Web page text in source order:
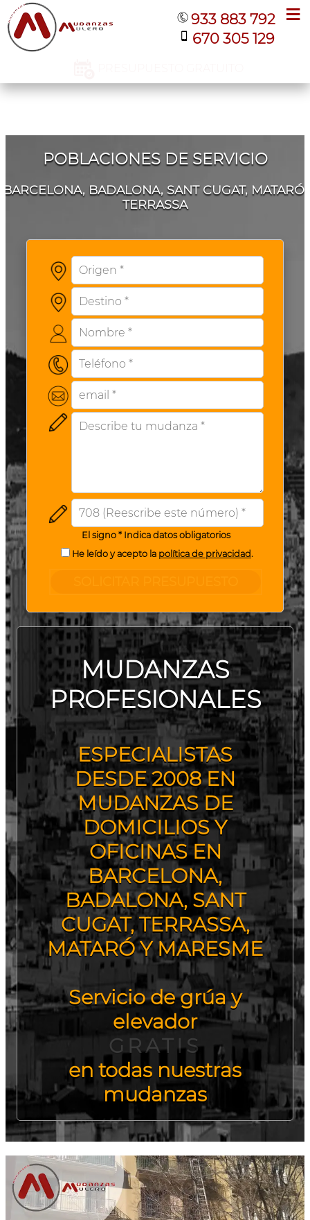
933 883 792
670 305 129
≡
POBLACIONES DE SERVICIO
BARCELONA, BADALONA, SANT CUGAT, MATARÓ,
TERRASSA
El signo * Indica datos obligatorios
He leído y acepto la política de privacidad.
MUDANZAS
PROFESIONALES
ESPECIALISTAS
DESDE 2008 EN
MUDANZAS DE
DOMICILIOS Y
OFICINAS EN
BARCELONA,
BADALONA, SANT
CUGAT, TERRASSA,
MATARÓ Y MARESME
Servicio de grúa y
elevador
GRATIS
en todas nuestras
mudanzas